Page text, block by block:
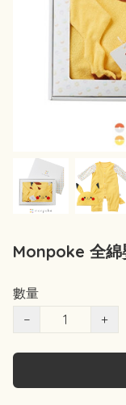
Monpoke 全綿
數量
−
+